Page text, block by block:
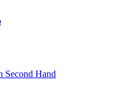
Second Hand